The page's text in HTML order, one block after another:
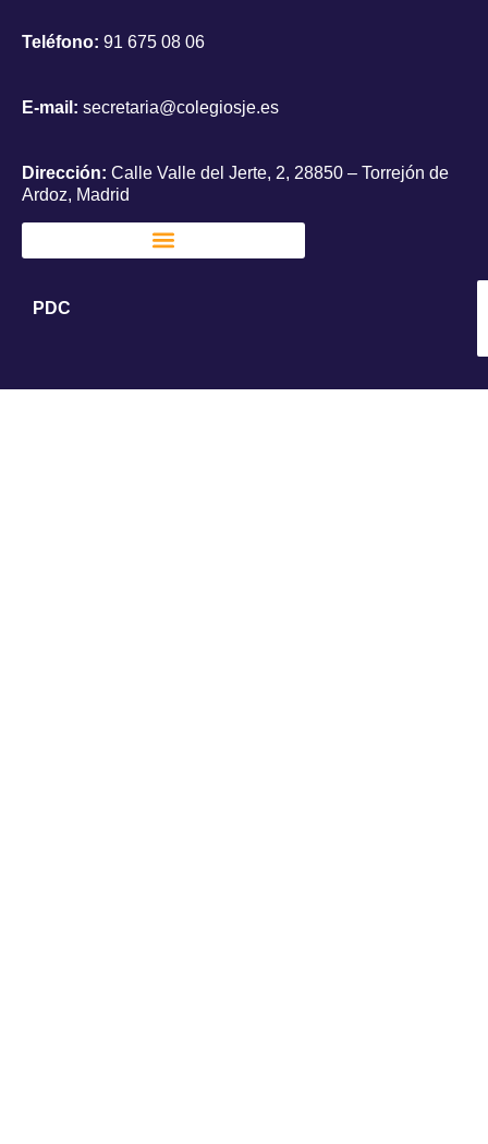
Teléfono: 91 675 08 06
E-mail: secretaria@colegiosje.es
Dirección: Calle Valle del Jerte, 2, 28850 – Torrejón de
Ardoz, Madrid
PDC